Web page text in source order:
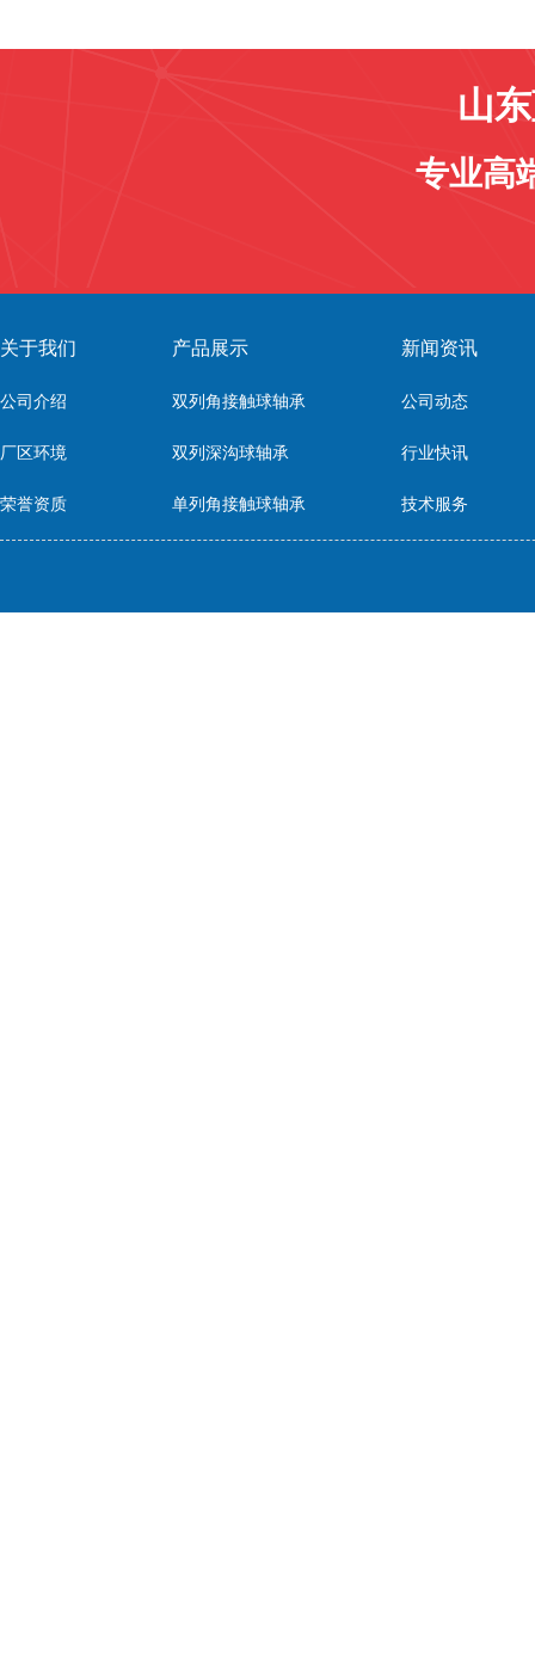
山
专业高
关于我们
公司介绍
厂区环境
荣誉资质
产品展示
双列角接触球轴承
双列深沟球轴承
单列角接触球轴承
新闻资讯
公司动态
行业快讯
技术服务